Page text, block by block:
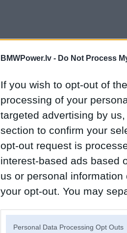
BMWPower.lv - Do Not Process
If you wish to opt-out of
processing of your
targeted advertising by
section to confirm your
opt-out request is
interest-based ads based
us or personal
your opt-out. You may
Personal Data Processing Opt Outs